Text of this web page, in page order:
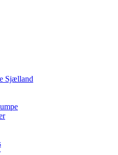
Sjælland